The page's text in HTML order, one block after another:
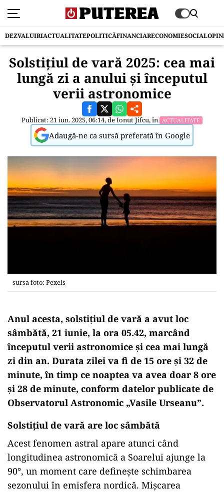
DEZVALUIRIACTUALITATEPOLITICĂFINANCIARECONOMIESOCIAL
Solstiţiul de vară 2025: cea mai
lungă zi a anului şi începutul
verii astronomice
Publicat: 21 iun. 2025, 06:14, deIonut Jifcu, în ACTUALITATE
Adaugă-ne ca sursă preferată în Google
sursa foto: Pexels
Anul acesta, solstiţiul de vară a avut loc
sâmbătă, 21 iunie, la ora 05.42, marcând
începutul verii astronomice şi cea mai lungă
zi din an. Durata zilei va fi de 15 ore şi 32 de
minute, în timp ce noaptea va avea doar 8 ore
şi 28 de minute, conform datelor publicate de
Observatorul Astronomic „Vasile Urseanu”.
Solstiţiul de vară are loc sâmbătă
Acest fenomen astral apare atunci când
longitudinea astronomică a Soarelui ajunge la
90°, un moment care defineşte schimbarea
sezonului în emisfera nordică. Mişcarea